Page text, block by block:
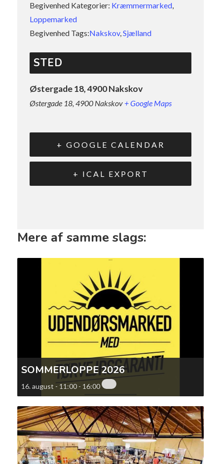
Begivenhed Kategorier: Kræmmermarked,
Loppemarked
Begivenhed Tags:Nakskov,Sjælland
STED
Østergade 18, 4900 Nakskov
Østergade 18, 4900 Nakskov + Google Maps
+ GOOGLE CALENDAR
+ ICAL EXPORT
Mere af samme slags:
SOMMERLOPPE 2026
16. august - 11:00 - 16:00